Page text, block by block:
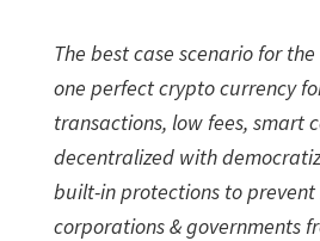
The best case scenario for
one perfect crypto currency
transactions, low fees, smart
decentralized with
built-in protections to prevent
corporations & governments